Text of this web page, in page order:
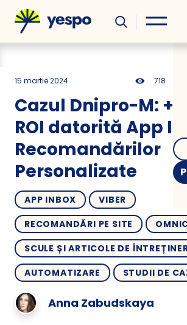
15 martie 2024 718
APP INBOX
VIBER
RECOMANDĂRI PE SITE
SCULE ȘI ARTICOLE DE
AUTOMATIZARE
STUDII DE
Cazul Dnipro-M:
ROI datorită App
Recomandărilor
Personalizate
Anna Zabudskaya